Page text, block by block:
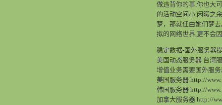
做违背你的事,你也大
的活动空间小,闲暇之
梦，那就任由她们梦
拟的网络世界,更不会
稳定数据-国外服务器
美国动态服务器 台湾
增值业务需要国外服
美国服务器 http://
韩国服务器 http://
加拿大服务器 http://